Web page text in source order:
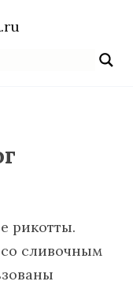
рикотты.
со сливочным